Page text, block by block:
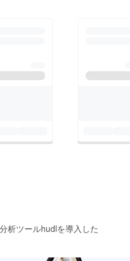
析ツールhudlを導入した